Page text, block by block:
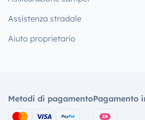
Assistenza stradale
Aiuto proprietario
Metodi di pagamentoPagamento